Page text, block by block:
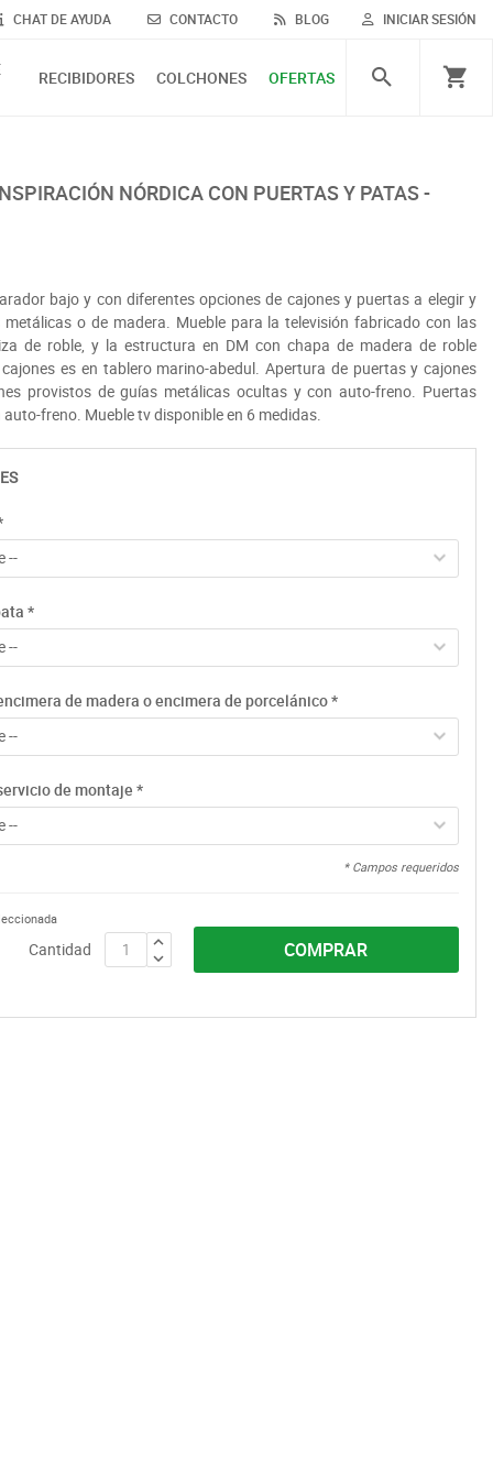
INICIAR SESIÓN
CHAT DE AYUDA CONTACTO BLOG
RECIBIDORES COLCHONES OFERTAS
bajo y con diferentes opciones de cajones y puertas a elegir y
o de madera. Mueble para la televisión fabricado con las
de roble, y la estructura en DM con chapa de madera de roble
es en tablero marino-abedul. Apertura de puertas y cajones
provistos de guías metálicas ocultas y con auto-freno. Puertas
freno. Mueble tv disponible en 6 medidas.
--
*
--
de madera o encimera de porcelánico*
--
de montaje *
--
* Campos requeridos
Cantidad COMPRAR